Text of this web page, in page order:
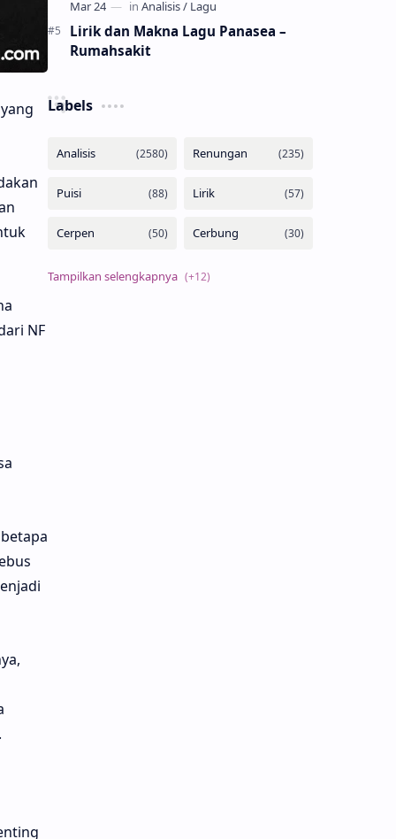
NF
Lirik dan Makna Lagu Panasea –
Rumahsakit
Labels